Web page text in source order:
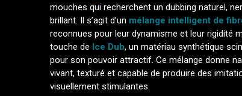
mouches qui recherchent un dubbing naturel,
brillant. Il s’agit d’un mélange intelligent de
reconnues pour leur dynamisme et leur rigidité
touche de Ice Dub, un matériau synthétique
pour son pouvoir attractif. Ce mélange donne
vivant, texturé et capable de produire des
visuellement stimulantes.